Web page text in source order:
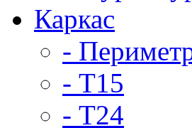
Каркас
-
- Т15
- Т24